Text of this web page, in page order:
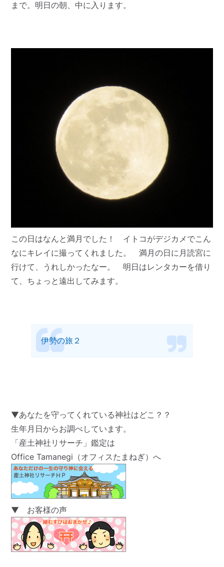
まで。明日の朝、中に入ります。
この日はなんと満月でした！ イトコがデジカメでこん
なにキレイに撮ってくれました。 満月の日に月読宮に
行けて、うれしかったなー。 明日はレンタカーを借り
て、ちょっと遠出してみます。
伊勢の旅２
▼あなたを守ってくれている神社はどこ？？
生年月日からお調べしています。
「産土神社リサーチ」鑑定は
Office Tamanegi（オフィスたまねぎ）へ
▼ お客様の声